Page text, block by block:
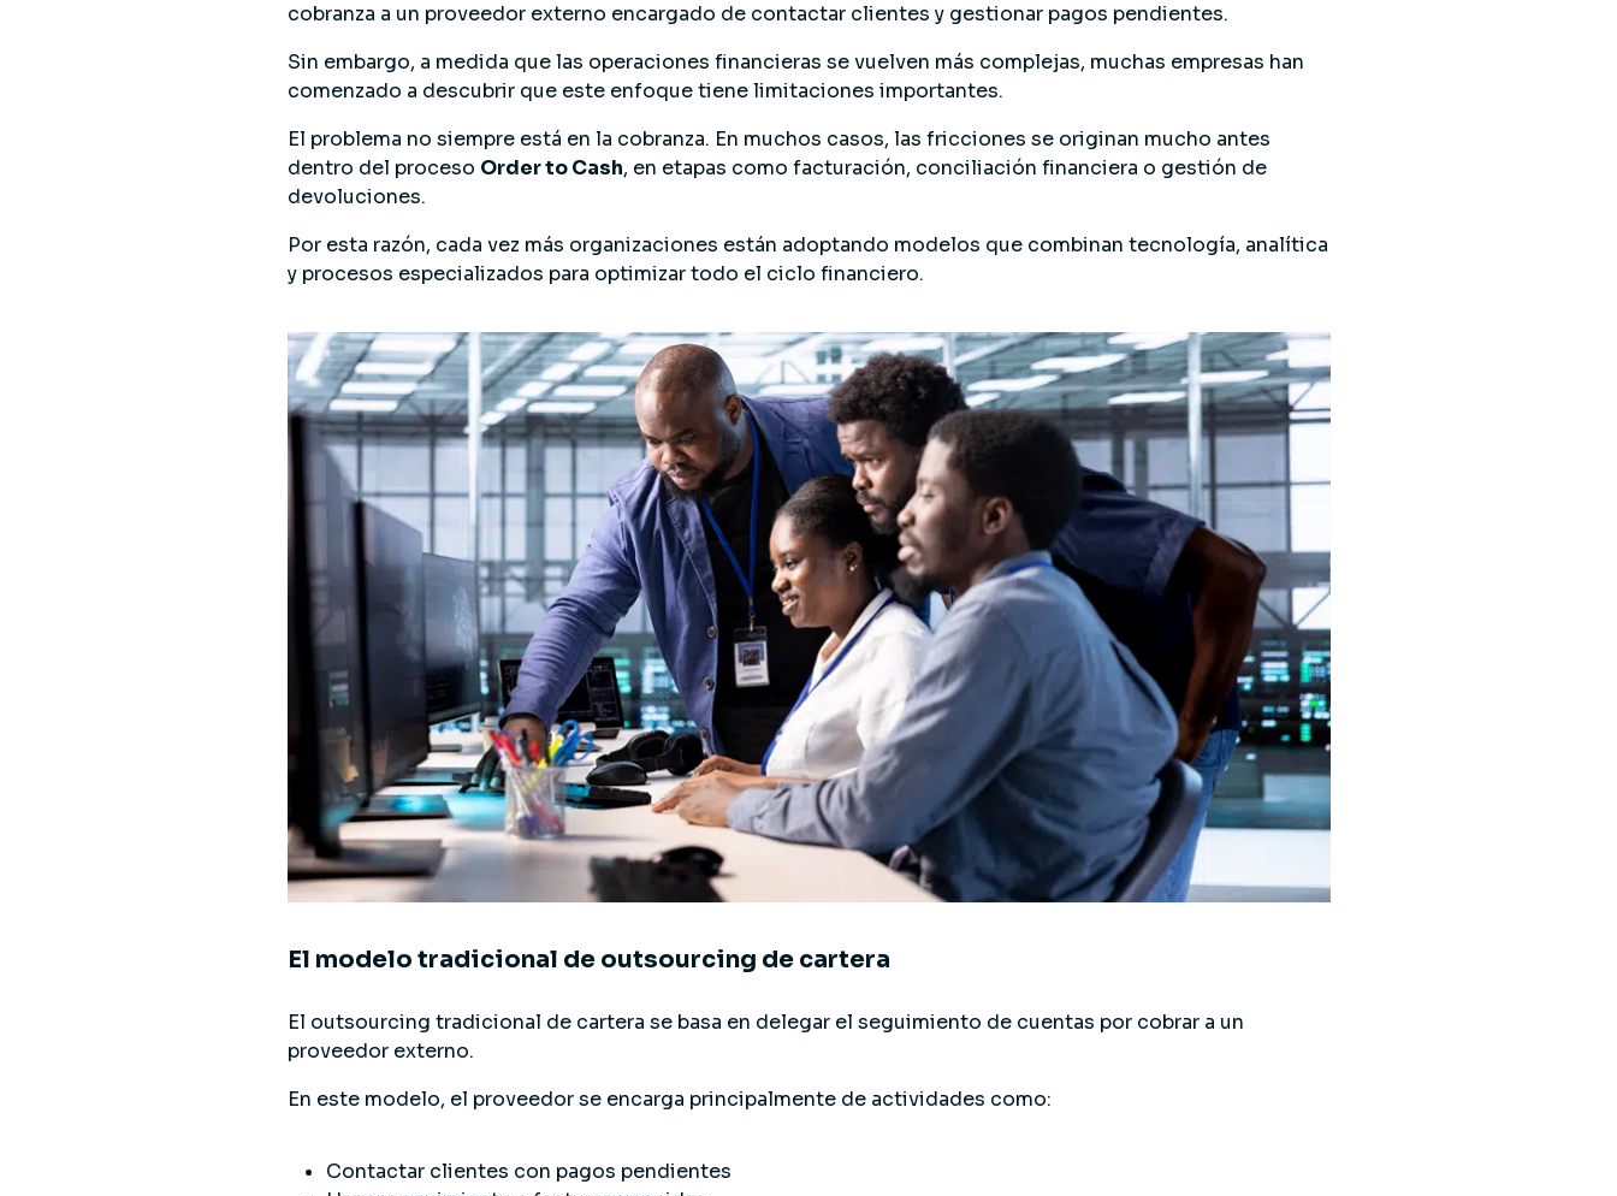
cobranza a un proveedor externo encargado de contactar clientes y gestionar pagos pendientes.
Sin embargo, a medida que las operaciones financieras se vuelven más complejas, muchas empresas han
comenzado a descubrir que este enfoque tiene limitaciones importantes.
El problema no siempre está en la cobranza. En muchos casos, las fricciones se originan mucho antes
dentro del proceso Order to Cash, en etapas como facturación, conciliación financiera o gestión de
devoluciones.
Por esta razón, cada vez más organizaciones están adoptando modelos que combinan tecnología, analítica
y procesos especializados para optimizar todo el ciclo financiero.
El modelo tradicional de outsourcing de cartera
El outsourcing tradicional de cartera se basa en delegar el seguimiento de cuentas por cobrar a un
proveedor externo.
En este modelo, el proveedor se encarga principalmente de actividades como:
Contactar clientes con pagos pendientes